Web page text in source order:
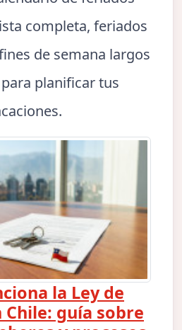
completa, feriados
de semana largos
planificar tus
la Ley de
guía sobre